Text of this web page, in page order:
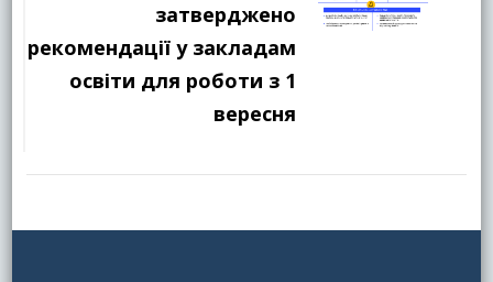
затверджено
рекомендації у закладам
освіти для роботи з 1
вересня